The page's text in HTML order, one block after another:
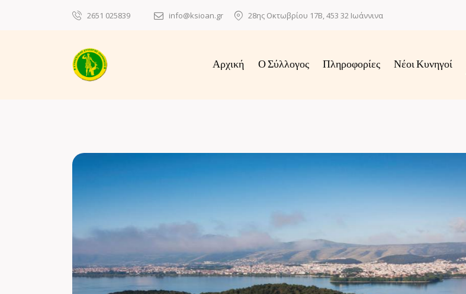
2651 025839 info@ksioan.gr 28ης Οκτωβρίου 17Β, 453 32 Ιωάννινα
Αρχική Ο Σύλλογος Πληροφορίες Νέοι Κυνηγοί